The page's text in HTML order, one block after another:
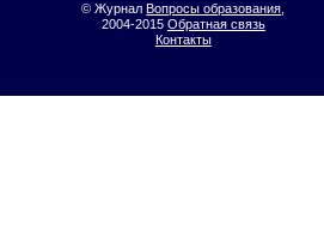
© ЖурналВопросы образования
2004-2015 Обратная связь
Контакты